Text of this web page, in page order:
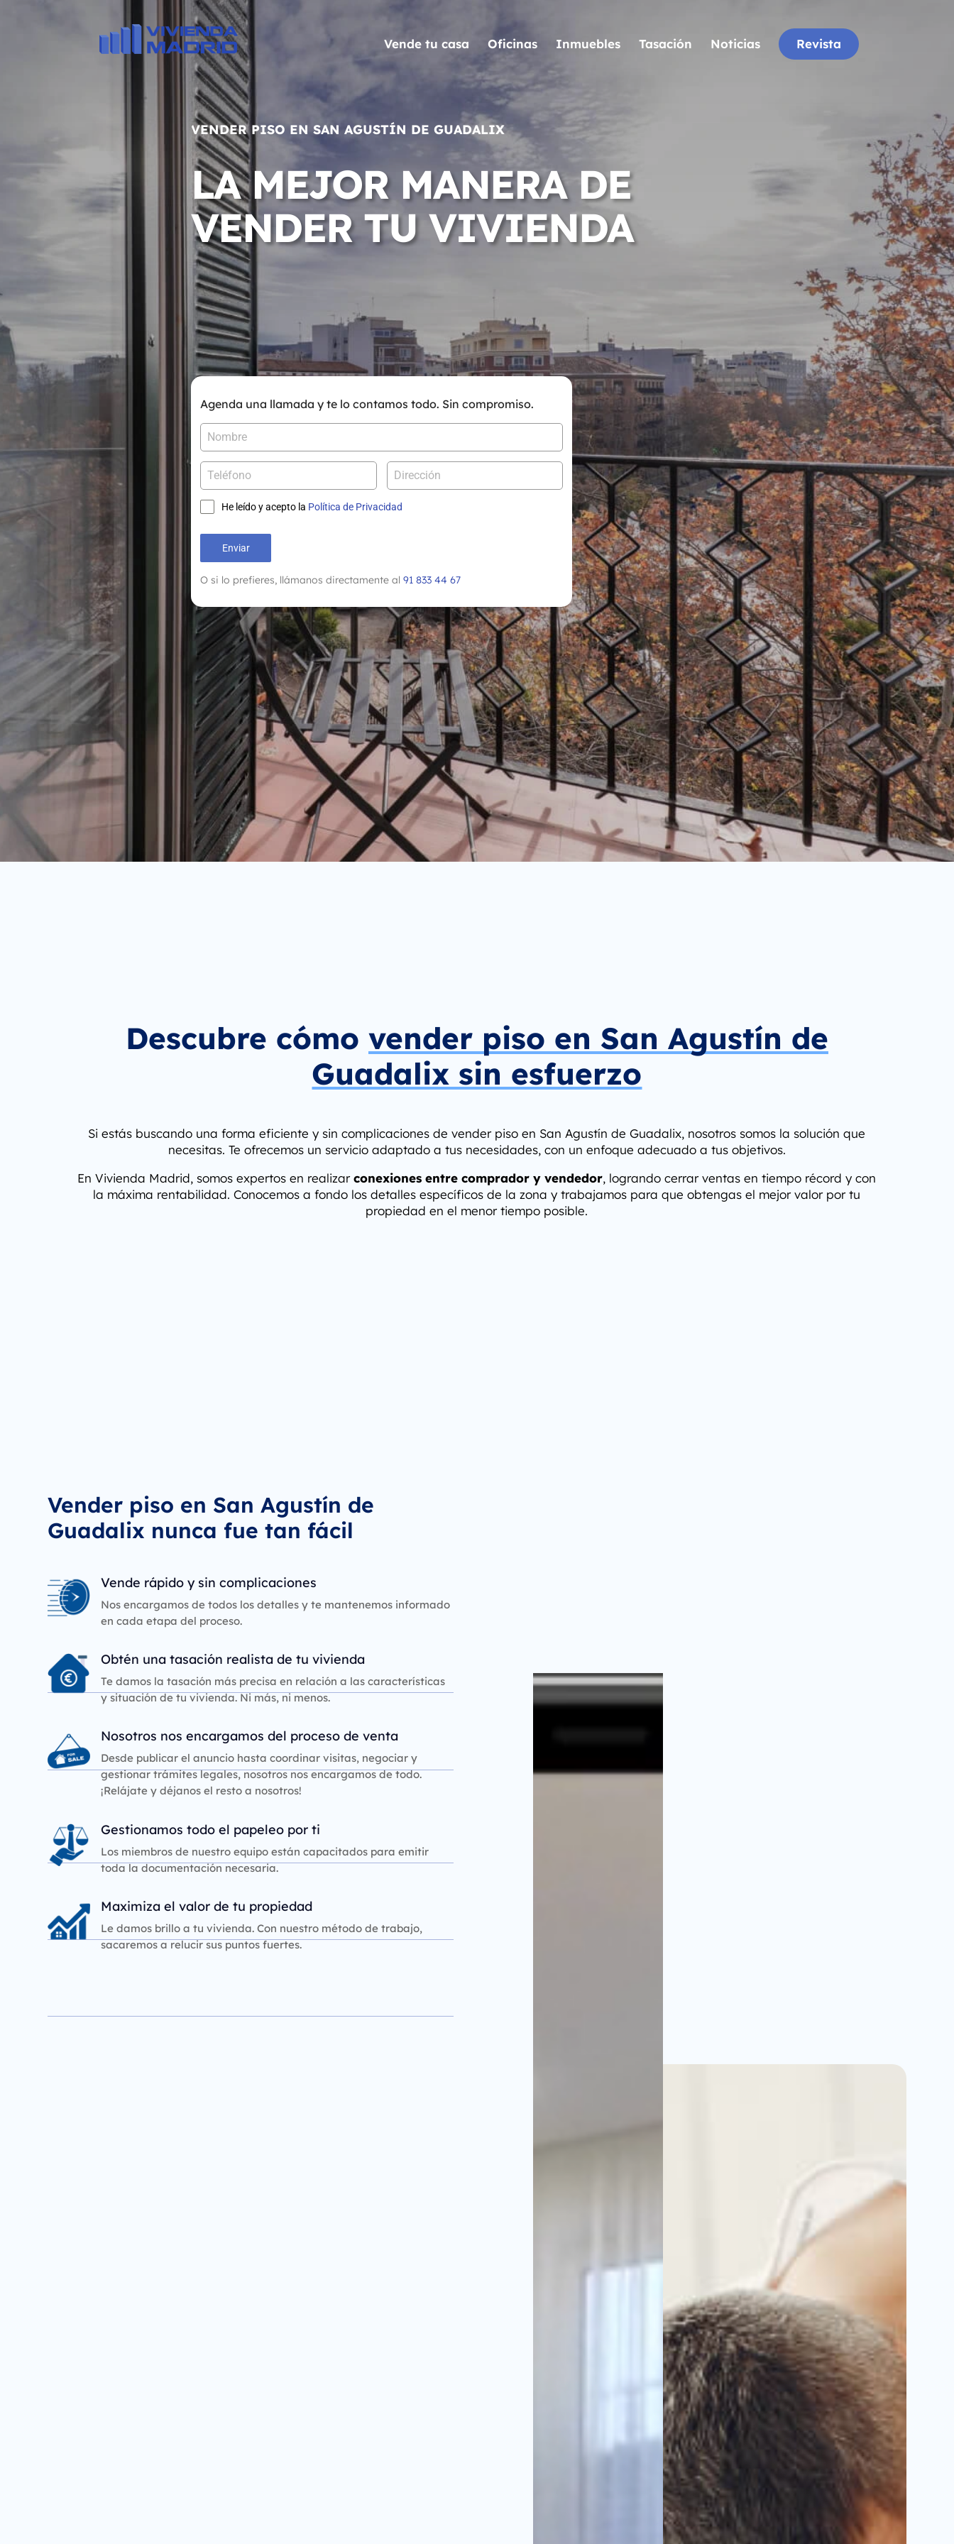
Vende tu casa Oficinas Inmuebles Tasación Noticias Revista
VENDER PISO EN SAN AGUSTÍN DE GUADALIX
LA MEJOR MANERA DE
VENDER TU VIVIENDA
Agenda una llamada y te lo contamos todo. Sin compromiso.
He leído y acepto la Política de Privacidad
Enviar
O si lo prefieres, llámanos directamente al91 833 44 67
Descubre cómo vender piso en San Agustín de
Guadalix sin esfuerzo
Si estás buscando una forma eficiente y sin complicaciones de vender piso en San Agustín de Guadalix, nosotros somos la solución que
necesitas. Te ofrecemos un servicio adaptado a tus necesidades, con un enfoque adecuado a tus objetivos.
EnVivienda Madrid, somos expertos en realizarconexiones entre comprador y vendedor, logrando cerrar ventas en tiempo récord y con
la máxima rentabilidad. Conocemos a fondo los detalles específicos de la zona y trabajamos para que obtengas el mejor valor por tu
propiedad en el menor tiempo posible.
Vender piso en San Agustín de
Guadalix nunca fue tan fácil
Vende rápido y sin complicaciones
Nos encargamos de todos los detalles y te mantenemos informado
en cada etapa del proceso.
Obtén una tasación realista de tu vivienda
Te damos la tasación más precisa en relación a las características
y situación de tu vivienda. Ni más, ni menos.
Nosotros nos encargamos del proceso de venta
Desde publicar el anuncio hasta coordinar visitas, negociar y
gestionar trámites legales, nosotros nos encargamos de todo.
¡Relájate y déjanos el resto a nosotros!
Gestionamos todo el papeleo por ti
Los miembros de nuestro equipo están capacitados para emitir
toda la documentación necesaria.
Maximiza el valor de tu propiedad
Le damos brillo a tu vivienda. Con nuestro método de trabajo,
sacaremos a relucir sus puntos fuertes.
Reproductor